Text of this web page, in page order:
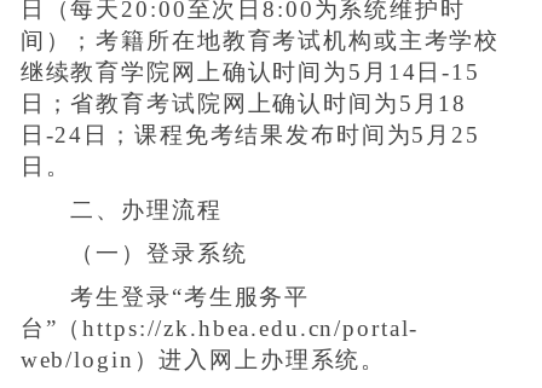
日（每天20:00至次日8:00为系统维护时
间）；考籍所在地教育考试机构或主考学校
继续教育学院网上确认时间为5月14日-15
日；省教育考试院网上确认时间为5月18
日-24日；课程免考结果发布时间为5月25
日。
二、办理流程
（一）登录系统
考生登录“考生服务平
台”（https://zk.hbea.edu.cn/portal-
web/login）进入网上办理系统。